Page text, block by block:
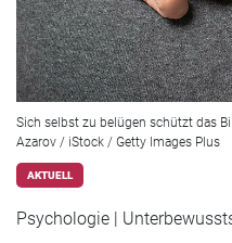
Sich selbst zu belügen schützt das
Azarov / iStock / Getty Images Plus
AKTUELL
Psychologie |